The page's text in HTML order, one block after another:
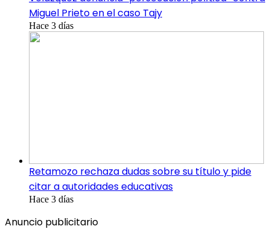
Miguel Prieto en el caso Tajy
Hace 3 días
Retamozo rechaza dudas sobre su título y pide
citar a autoridades educativas
Hace 3 días
Anuncio publicitario